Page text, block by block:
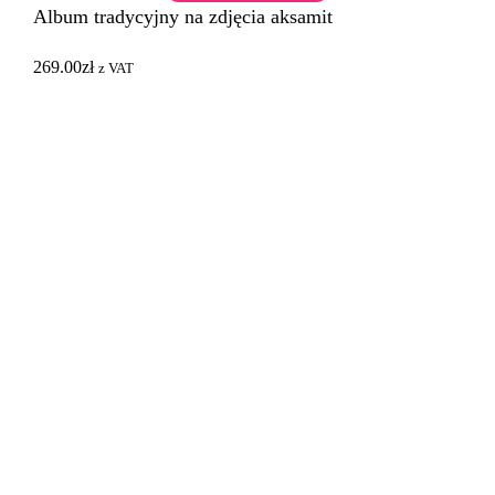
Album tradycyjny na zdjęcia aksamit
269.00zł z VAT